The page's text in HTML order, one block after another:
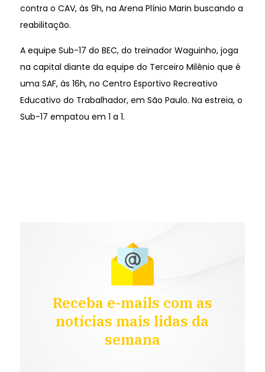
contra o CAV, às 9h, na Arena Plínio Marin buscando a
reabilitação.
A equipe Sub-17 do BEC, do treinador Waguinho, joga
na capital diante da equipe do Terceiro Milênio que é
uma SAF, às 16h, no Centro Esportivo Recreativo
Educativo do Trabalhador, em São Paulo. Na estreia, o
Sub-17 empatou em 1 a 1.
Receba e-mails com as
notícias mais lidas da
semana